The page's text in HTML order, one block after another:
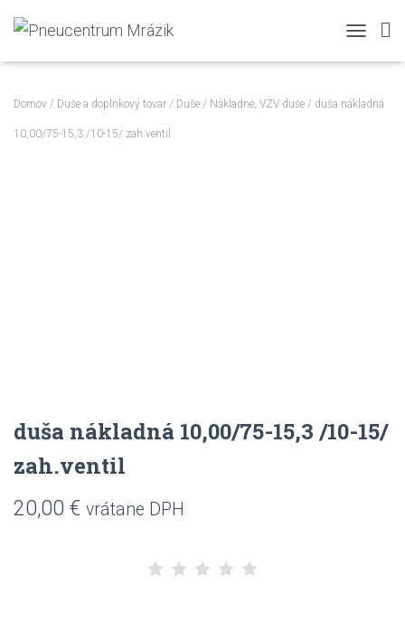
Domov / Duše a doplnkový tovar / Duše / Nákladné, VZV duše / duša nákladná
10,00/75-15,3 /10-15/ zah.ventil
duša nákladná 10,00/75-15,3 /10-15/
zah.ventil
20,00 € vrátane DPH